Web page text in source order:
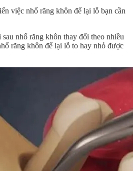
việc nhổ răng khôn để lại lỗ bạn cần
nhổ răng khôn thay đổi theo nhiều
răng khôn để lại lỗ to hay nhỏ được